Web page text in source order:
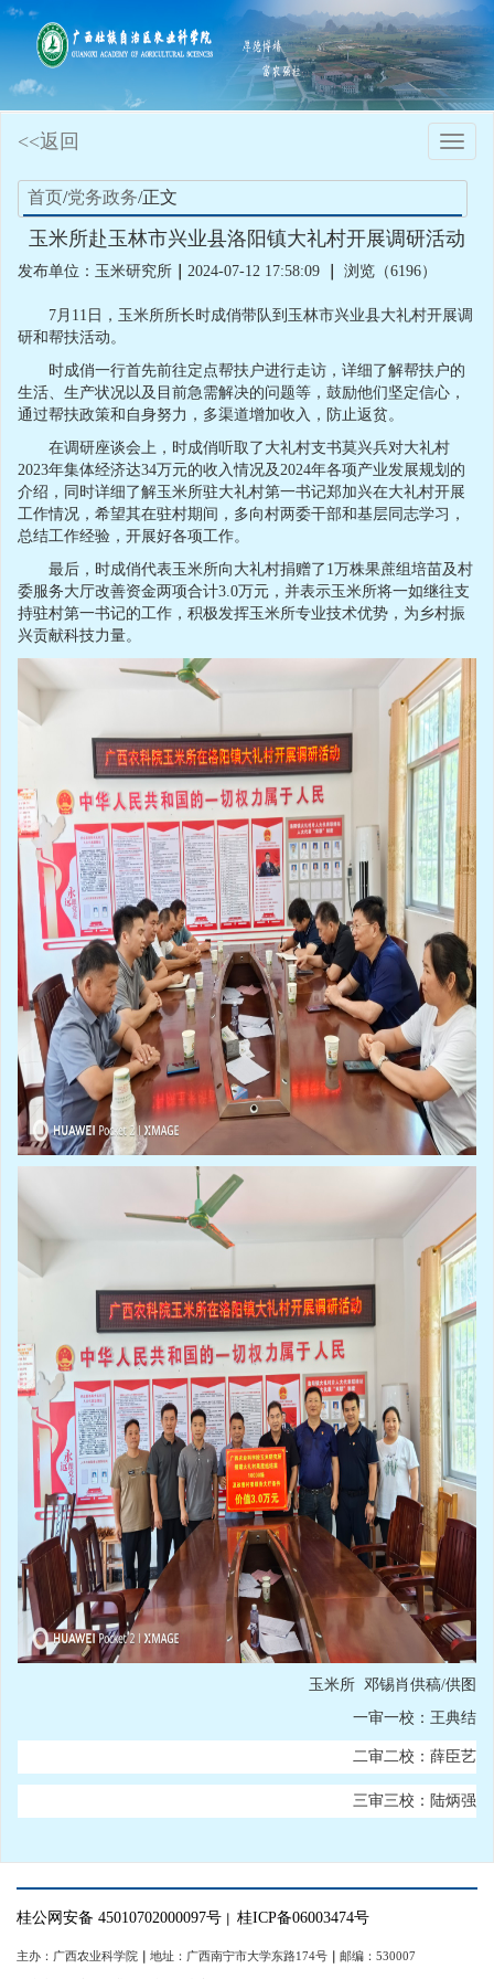
Toggle
<<返回
首页/党务政务/正文
玉米所赴玉林市兴业县洛阳镇大礼村开展调研活动
发布单位：玉米研究所 2024-07-12 17:58:09 浏览（6196）
7月11日，玉米所所长时成俏带队到玉林市兴业县大礼村开展调
研和帮扶活动。
时成俏一行首先前往定点帮扶户进行走访，详细了解帮扶户的
生活、生产状况以及目前急需解决的问题等，鼓励他们坚定信心，
通过帮扶政策和自身努力，多渠道增加收入，防止返贫。
在调研座谈会上，时成俏听取了大礼村支书莫兴兵对大礼村
2023年集体经济达34万元的收入情况及2024年各项产业发展规划的
介绍，同时详细了解玉米所驻大礼村第一书记郑加兴在大礼村开展
工作情况，希望其在驻村期间，多向村两委干部和基层同志学习，
总结工作经验，开展好各项工作。
最后，时成俏代表玉米所向大礼村捐赠了1万株果蔗组培苗及村
委服务大厅改善资金两项合计3.0万元，并表示玉米所将一如继往支
持驻村第一书记的工作，积极发挥玉米所专业技术优势，为乡村振
兴贡献科技力量。
玉米所 邓锡肖供稿/供图
一审一校：王典结
二审二校：薛臣艺
三审三校：陆炳强
桂公网安备 45010702000097号 ｜ 桂ICP备06003474号
主办：广西农业科学院 ｜ 地址：广西南宁市大学东路174号 ｜ 邮编：530007